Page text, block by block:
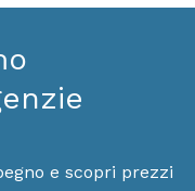
e scopri prezzi